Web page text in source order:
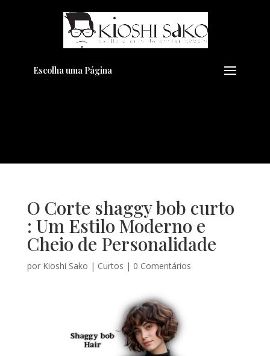
Escolha uma Página
O Corte shaggy bob curto
: Um Estilo Moderno e
Cheio de Personalidade
por Kioshi Sako | Curtos | 0 Comentários
Pensando em transformar seu
Visual??